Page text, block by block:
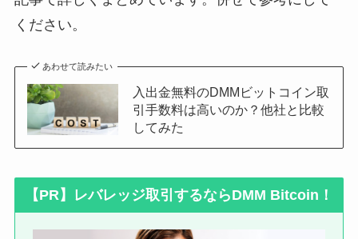
ください。
あわせて読みたい
入出金無料のDMMビットコイン取
引手数料は高いのか？他社と比較
してみた
【PR】レバレッジ取引するならDMM Bitcoin！